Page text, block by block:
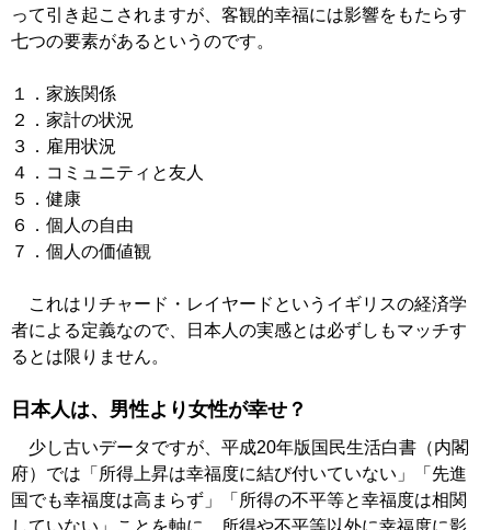
って引き起こされますが、客観的幸福には影響をもたらす
七つの要素があるというのです。
１．家族関係
２．家計の状況
３．雇用状況
４．コミュニティと友人
５．健康
６．個人の自由
７．個人の価値観
これはリチャード・レイヤードというイギリスの経済学
者による定義なので、日本人の実感とは必ずしもマッチす
るとは限りません。
日本人は、男性より女性が幸せ？
少し古いデータですが、平成20年版国民生活白書（内閣
府）では「所得上昇は幸福度に結び付いていない」「先進
国でも幸福度は高まらず」「所得の不平等と幸福度は相関